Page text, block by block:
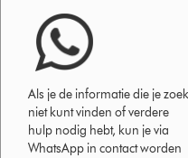
Als je de informatie die je
niet kunt vinden of verdere
hulp nodig hebt, kun je via
WhatsApp in contact worden